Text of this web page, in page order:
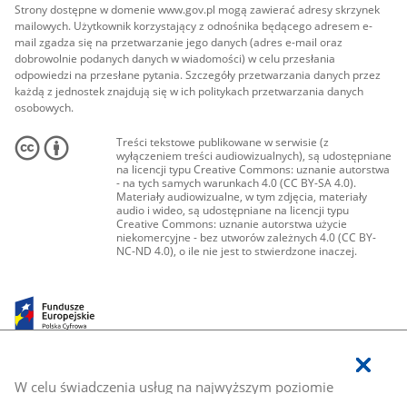
W celu świadczenia usług na najwyższym poziomie
Strony dostępne w domenie www.gov.pl mogą zawierać adresy skrzynek
mailowych. Użytkownik korzystający z odnośnika będącego adresem e-
mail zgadza się na przetwarzanie jego danych (adres e-mail oraz
dobrowolnie podanych danych w wiadomości) w celu przesłania
odpowiedzi na przesłane pytania. Szczegóły przetwarzania danych przez
każdą z jednostek znajdują się w ich politykach przetwarzania danych
osobowych.
Treści tekstowe publikowane w serwisie (z
wyłączeniem treści audiowizualnych), są udostępniane
na licencji typu Creative Commons: uznanie autorstwa
- na tych samych warunkach 4.0 (CC BY-SA 4.0).
Materiały audiowizualne, w tym zdjęcia, materiały
audio i wideo, są udostępniane na licencji typu
Creative Commons: uznanie autorstwa użycie
niekomercyjne - bez utworów zależnych 4.0 (CC BY-
NC-ND 4.0), o ile nie jest to stwierdzone inaczej.